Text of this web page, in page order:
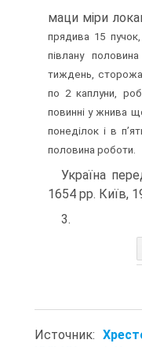
маци міри
прядива 15
півлану
тиждень,
по 2 каплуни,
повинні у жнива
понеділок і в
половина роботи.
Україна
1654 рр. Київ,
3.
Источник: